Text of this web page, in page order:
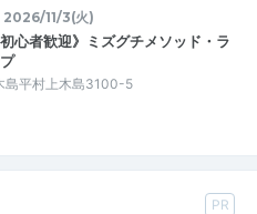
11/3(火)
初心者歓迎》ミズグチメソッド・ラ
島平村上木島3100-5
PR